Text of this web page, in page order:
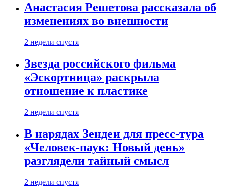
Анастасия Решетова рассказала об
изменениях во внешности
2 недели спустя
Звезда российского фильма
«Эскортница» раскрыла
отношение к пластике
2 недели спустя
В нарядах Зендеи для пресс-тура
«Человек-паук: Новый день»
разглядели тайный смысл
2 недели спустя